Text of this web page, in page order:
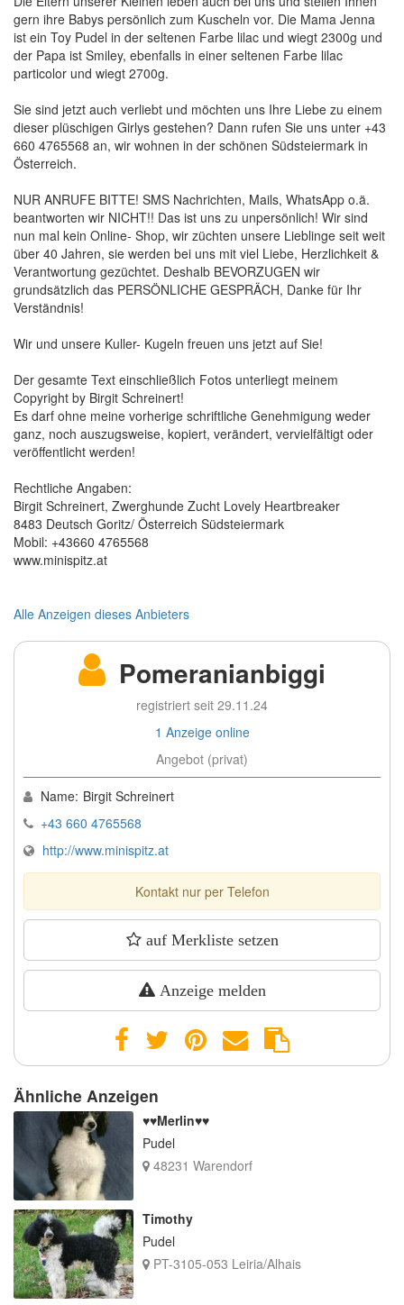
gern ihre Babys persönlich zum Kuscheln vor. Die Mama Jenna
ist ein Toy Pudel in der seltenen Farbe lilac und wiegt 2300g und
der Papa ist Smiley, ebenfalls in einer seltenen Farbe lilac
particolor und wiegt 2700g.
Sie sind jetzt auch verliebt und möchten uns Ihre Liebe zu einem
dieser plüschigen Girlys gestehen? Dann rufen Sie uns unter +43
660 4765568 an, wir wohnen in der schönen Südsteiermark in
Österreich.
NUR ANRUFE BITTE! SMS Nachrichten, Mails, WhatsApp o.ä.
beantworten wir NICHT!! Das ist uns zu unpersönlich! Wir sind
nun mal kein Online- Shop, wir züchten unsere Lieblinge seit weit
über 40 Jahren, sie werden bei uns mit viel Liebe, Herzlichkeit &
Verantwortung gezüchtet. Deshalb BEVORZUGEN wir
grundsätzlich das PERSÖNLICHE GESPRÄCH, Danke für Ihr
Verständnis!
Wir und unsere Kuller- Kugeln freuen uns jetzt auf Sie!
Der gesamte Text einschließlich Fotos unterliegt meinem
Copyright by Birgit Schreinert!
Es darf ohne meine vorherige schriftliche Genehmigung weder
ganz, noch auszugsweise, kopiert, verändert, vervielfältigt oder
veröffentlicht werden!
Rechtliche Angaben:
Birgit Schreinert, Zwerghunde Zucht Lovely Heartbreaker
8483 Deutsch Goritz/ Österreich Südsteiermark
Mobil: +43660 4765568
www.minispitz.at
Alle Anzeigen dieses Anbieters
Pomeranianbiggi
registriert seit 29.11.24
1 Anzeige online
Angebot (privat)
Name: Birgit Schreinert
+43 660 4765568
http://www.minispitz.at
Kontakt nur per Telefon
auf Merkliste setzen
Anzeige melden
Ähnliche Anzeigen
♥♥Merlin♥♥
Pudel
48231 Warendorf
Timothy
Pudel
PT-3105-053 Leiria/Alhais